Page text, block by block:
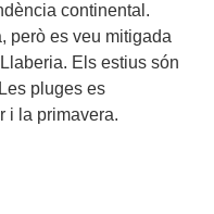
continental.
però es veu mitigada
Els estius són
pluges es
i la primavera.